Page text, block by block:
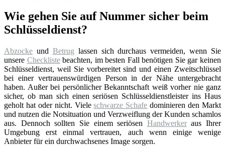
Wie gehen Sie auf Nummer sicher beim
Schlüsseldienst?
Abzocke und Betrug lassen sich durchaus vermeiden, wenn Sie
unsere Checklistebeachten, im besten Fall benötigen Sie gar keinen
Schlüsseldienst, weil Sie vorbereitet sind und einen Zweitschlüssel
bei einer vertrauenswürdigen Person in der Nähe untergebracht
haben. Außer bei persönlicher Bekanntschaft weiß vorher nie ganz
sicher, ob man sich einen seriösen Schlüsseldienstleister ins Haus
geholt hat oder nicht. Vieleschwarze Schafe dominieren den Markt
und nutzen die Notsituation und Verzweiflung der Kunden schamlos
aus. Dennoch sollten Sie einem seriösen Handwerkeraus Ihrer
Umgebung erst einmal vertrauen, auch wenn einige wenige
Anbieter für ein durchwachsenes Image sorgen.